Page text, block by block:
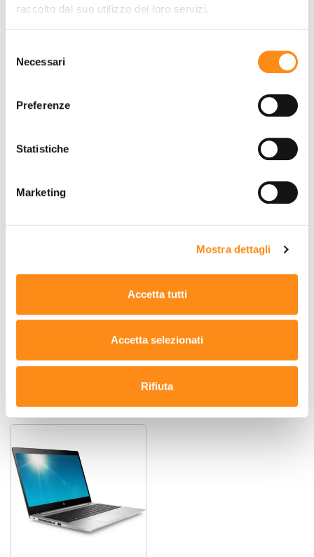
raccolto dal suo utilizzo dei loro servizi.
delNecessari
Preferenze
Statistiche
Marketing
Mostra dettagli
Accetta tutti
Accetta selezionati
Rifiuta
IVA esc. (-68%) IVA esc.
Touchscreen I5-8250U
€ 254,00
(-81%)
DETTAGLI
DELL POWEREDGE R630
8 x SFF2 x 12 Core E5-
€ 1460,00
DETTAGLI